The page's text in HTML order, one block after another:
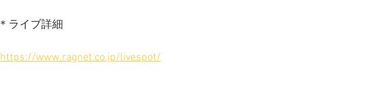
＊ライブ詳細
https://www.ragnet.co.jp/livespot/